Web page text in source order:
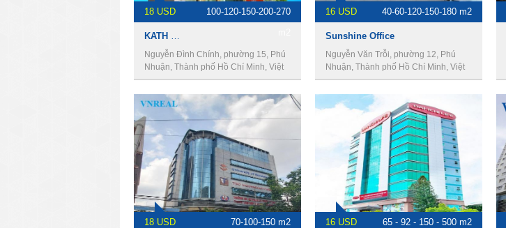
18 USD
100-120-150-200-270
Nguyễn Đình Chính, phường 15, Phú
Nhuận, Thành phố Hồ Chí Minh, Việt
Nam
16 USD 40-60-120-150-180 m2
Sunshine Office
Nguyễn Văn Trỗi, phường 12, Phú
Nhuận, Thành phố Hồ Chí Minh, Việt
Nam
18 USD 70-100-150 m2 16 USD 65 - 92 - 150 - 500 m2